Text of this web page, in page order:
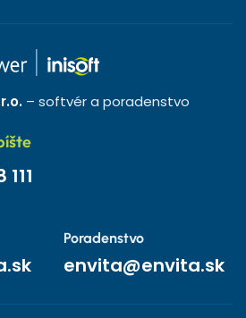
– softvér a poradenstvo
Poradenstvo
envita@envita.sk